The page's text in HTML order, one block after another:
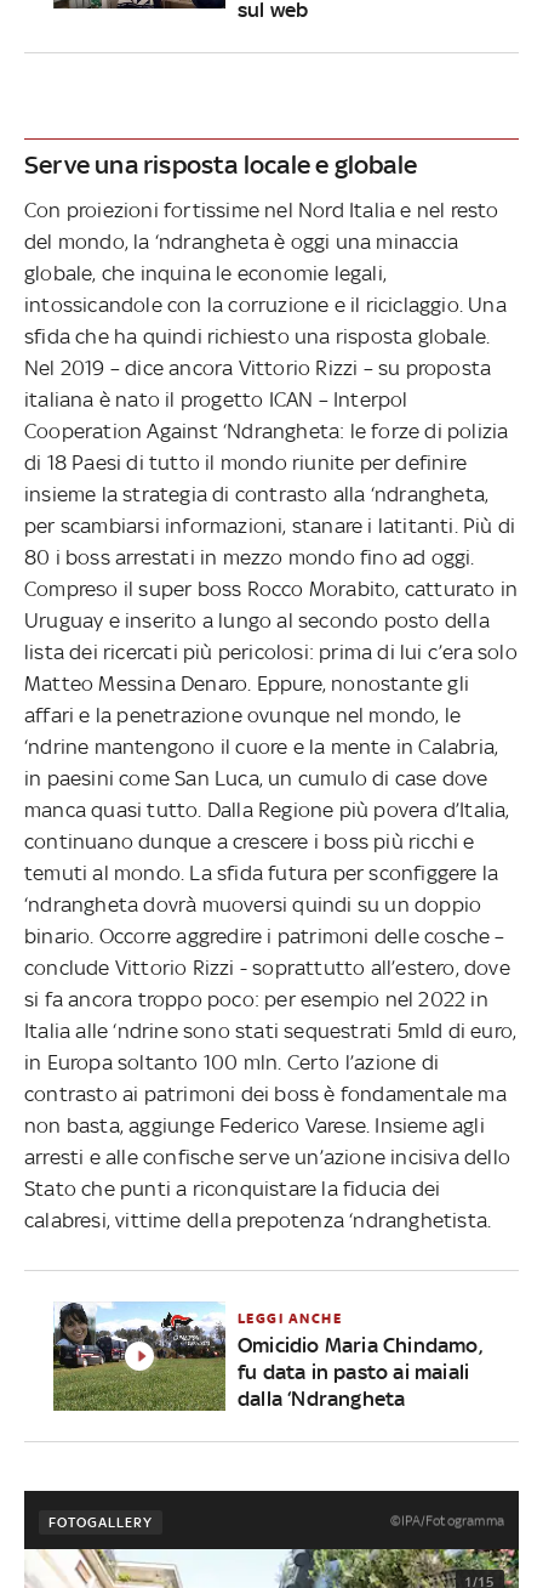
sul web
Serve una risposta locale e globale
Con proiezioni fortissime nel Nord Italia e nel resto
del mondo, la ‘ndrangheta è oggi una minaccia
globale, che inquina le economie legali,
intossicandole con la corruzione e il riciclaggio. Una
sfida che ha quindi richiesto una risposta globale.
Nel 2019 – dice ancora Vittorio Rizzi – su proposta
italiana è nato il progetto ICAN – Interpol
Cooperation Against ‘Ndrangheta: le forze di polizia
di 18 Paesi di tutto il mondo riunite per definire
insieme la strategia di contrasto alla ‘ndrangheta,
per scambiarsi informazioni, stanare i latitanti. Più di
80 i boss arrestati in mezzo mondo fino ad oggi.
Compreso il super boss Rocco Morabito, catturato in
Uruguay e inserito a lungo al secondo posto della
lista dei ricercati più pericolosi: prima di lui c’era solo
Matteo Messina Denaro. Eppure, nonostante gli
affari e la penetrazione ovunque nel mondo, le
‘ndrine mantengono il cuore e la mente in Calabria,
in paesini come San Luca, un cumulo di case dove
manca quasi tutto. Dalla Regione più povera d’Italia,
continuano dunque a crescere i boss più ricchi e
temuti al mondo. La sfida futura per sconfiggere la
‘ndrangheta dovrà muoversi quindi su un doppio
binario. Occorre aggredire i patrimoni delle cosche –
conclude Vittorio Rizzi - soprattutto all’estero, dove
si fa ancora troppo poco: per esempio nel 2022 in
Italia alle ‘ndrine sono stati sequestrati 5mld di euro,
in Europa soltanto 100 mln. Certo l’azione di
contrasto ai patrimoni dei boss è fondamentale ma
non basta, aggiunge Federico Varese. Insieme agli
arresti e alle confische serve un’azione incisiva dello
Stato che punti a riconquistare la fiducia dei
calabresi, vittime della prepotenza ‘ndranghetista.
LEGGI ANCHE
Omicidio Maria Chindamo,
fu data in pasto ai maiali
dalla ‘Ndrangheta
FOTOGALLERY ©IPA/Fotogramma
1/15